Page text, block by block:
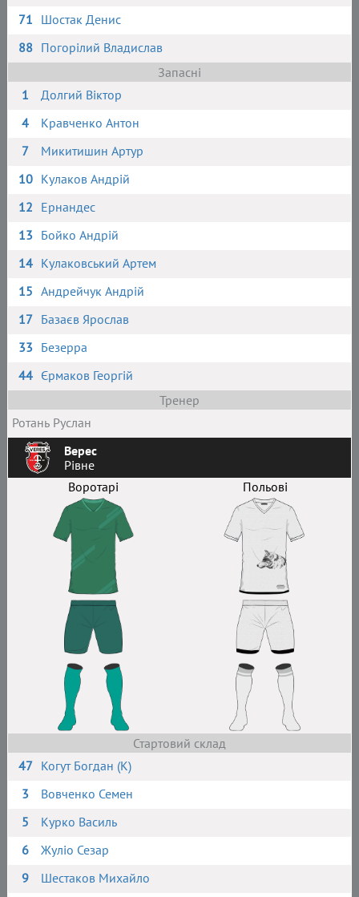
71 Шостак Денис
88 Погорілий Владислав
Запасні
1
Долгий Віктор
4
Кравченко Антон
7
Микитишин Артур
10 Кулаков Андрій
12 Ернандес
13 Бойко Андрій
14 Кулаковський Артем
15 Андрейчук Андрій
17 Базаєв Ярослав
33 Безерра
44 Єрмаков Георгій
Тренер
Ротань Руслан
Верес
Рівне
Воротарі
Польові
Стартовий склад
47 Когут Богдан (К)
3
Вовченко Семен
5
Курко Василь
6
Жуліо Сезар
9
Шестаков Михайло